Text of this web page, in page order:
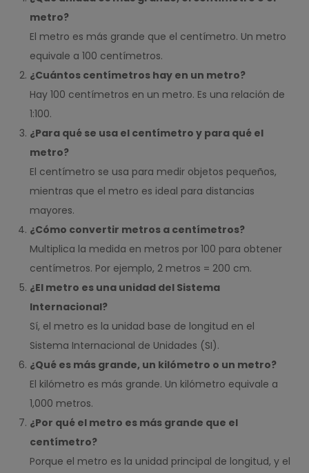
metro?
El metro es más grande que el centímetro. Un metro
equivale a 100 centímetros.
¿Cuántos centímetros hay en un metro?
Hay 100 centímetros en un metro. Es una relación de
1:100.
¿Para qué se usa el centímetro y para qué el
metro?
El centímetro se usa para medir objetos pequeños,
mientras que el metro es ideal para distancias
mayores.
¿Cómo convertir metros a centímetros?
Multiplica la medida en metros por 100 para obtener
centímetros. Por ejemplo, 2 metros = 200 cm.
¿El metro es una unidad del Sistema
Internacional?
Sí, el metro es la unidad base de longitud en el
Sistema Internacional de Unidades (SI).
¿Qué es más grande, un kilómetro o un metro?
El kilómetro es más grande. Un kilómetro equivale a
1,000 metros.
¿Por qué el metro es más grande que el
centímetro?
Porque el metro es la unidad principal de longitud, y el